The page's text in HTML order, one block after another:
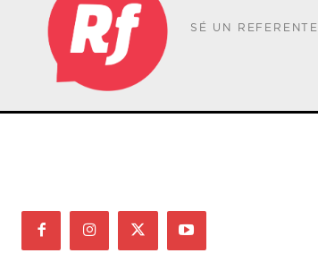
SÉ UN REFERENTE